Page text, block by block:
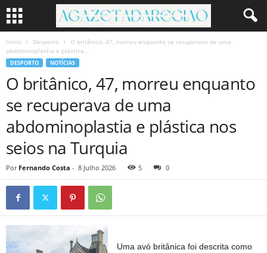
Início Desporto
O britânico, 47, morreu enquanto se recuperava de uma
abdominoplastia e plástica...
DESPORTO NOTÍCIAS
O britânico, 47, morreu enquanto
se recuperava de uma
abdominoplastia e plástica nos
seios na Turquia
Por Fernando Costa - 8 Julho 2026 5 0
Uma avó britânica foi descrita como